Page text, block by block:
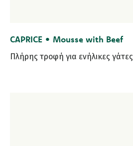
CAPRICE • Mousse with Beef
Πλήρης τροφή για ενήλικες γάτες